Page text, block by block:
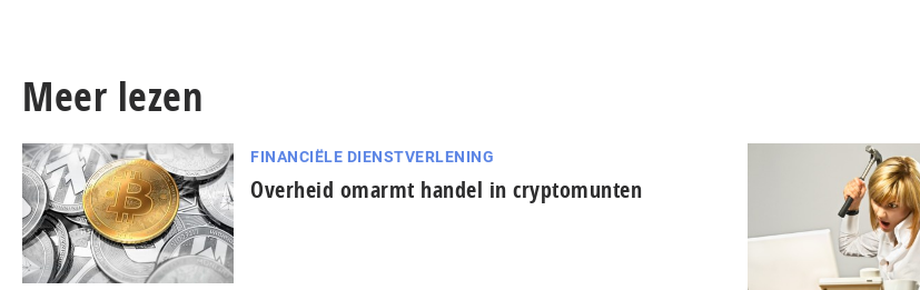
Meer lezen
FINANCIËLE DIENSTVERLENING
Overheid omarmt handel in cryptomunten